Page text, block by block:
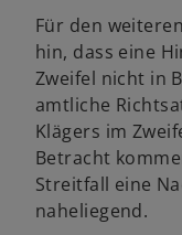
Für den
hin, dass eine
Zweifel nicht in
amtliche
Klägers im
Betracht
Streitfall eine
naheliegend.